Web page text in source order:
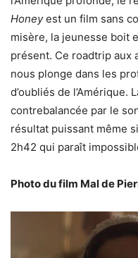
Honeyest un film sans
misère, la jeunesse boit
présent. Ce roadtrip aux
nous plonge dans les
d’oubliés de l’Amérique.
contrebalancée par le
résultat puissant même
2h42 qui paraît
Photo du film Mal de